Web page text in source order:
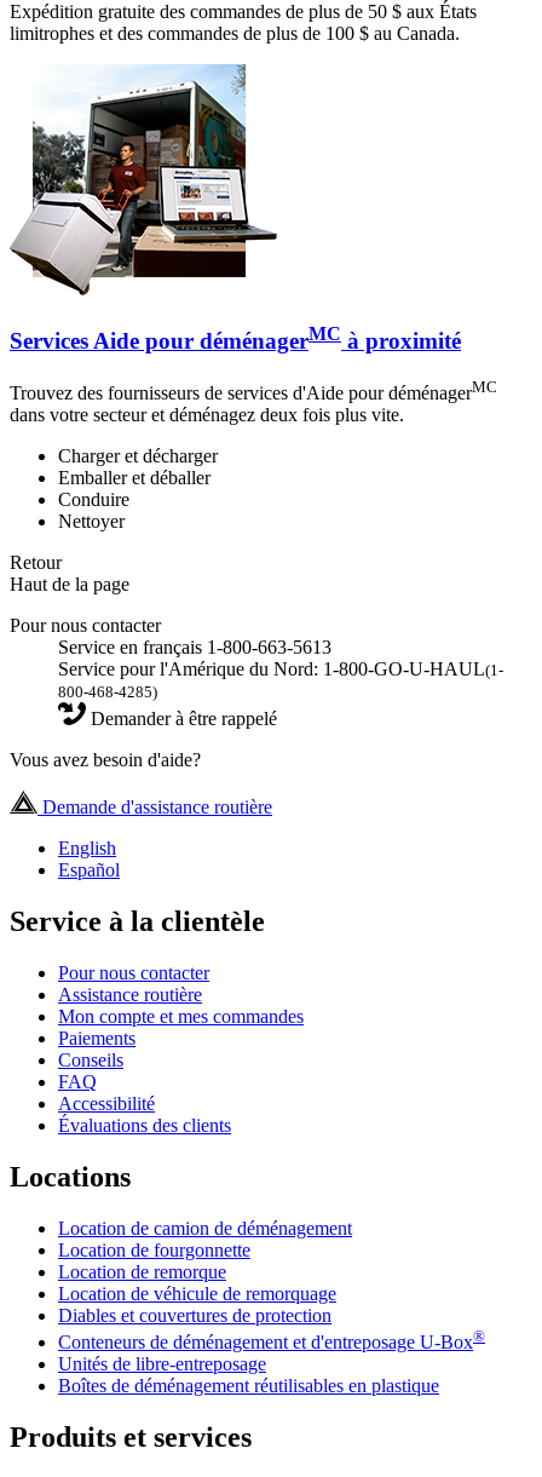
Expédition gratuite des commandes de plus de 50 $ aux États
limitrophes et des commandes de plus de 100 $ au Canada.
Services Aide pour déménagerMC à proximité
Trouvez des fournisseurs de services d'Aide pour déménagerMC
dans votre secteur et déménagez deux fois plus vite.
Charger et décharger
Emballer et déballer
Conduire
Nettoyer
Retour
Haut de la page
Pour nous contacter
Service en français 1-800-663-5613
Service pour l'Amérique du Nord: 1-800-GO-U-HAUL(1-
800-468-4285)
Demander à être rappelé
Vous avez besoin d'aide?
Demande d'assistance routière
English
Español
Service à la clientèle
Pour nous contacter
Assistance routière
Mon compte et mes commandes
Paiements
Conseils
FAQ
Accessibilité
Évaluations des clients
Locations
Location de camion de déménagement
Location de fourgonnette
Location de remorque
Location de véhicule de remorquage
Diables et couvertures de protection
Conteneurs de déménagement et d'entreposage U-Box®
Unités de libre-entreposage
Boîtes de déménagement réutilisables en plastique
Produits et services